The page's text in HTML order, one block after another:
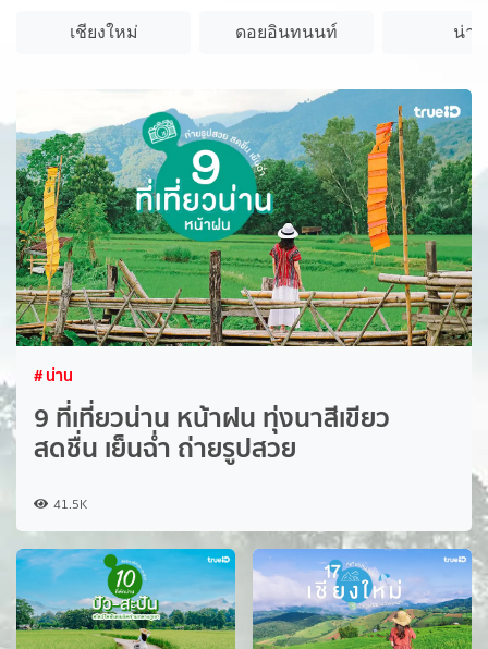
เชียงใหม่ ดอยอินทนนท์ น่าน
# น่าน
9 ที่เที่ยวน่าน หน้าฝน ทุ่งนาสีเขียว
สดชื่น เย็นฉ่ำ ถ่ายรูปสวย
41.5K